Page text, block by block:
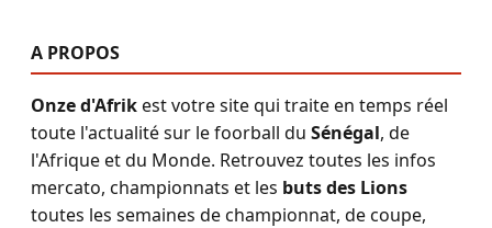
A PROPOS
Onze d'Afrikest votre site qui traite en temps réel
toute l'actualité sur le foorball du Sénégal, de
l'Afrique et du Monde. Retrouvez toutes les infos
mercato, championnats et les buts des Lions
toutes les semaines de championnat, de coupe,